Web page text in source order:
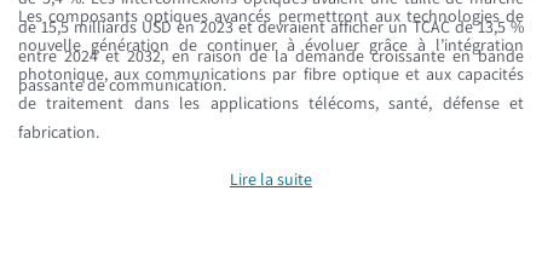
de 15,5 milliards USD en 2023 et devraient afficher un TCAC de 13,5 %
entre 2024 et 2032, en raison de la demande croissante en bande
passante de communication.
Les composants optiques avancés permettront aux technologies de
nouvelle génération de continuer à évoluer grâce à l’intégration
photonique, aux communications par fibre optique et aux capacités
de traitement dans les applications télécoms, santé, défense et
fabrication.
Lire la suite